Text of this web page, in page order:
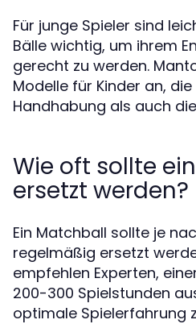
Für junge Spieler sind
Bälle wichtig, um ihrem
gerecht zu werden.
Modelle für Kinder an,
Handhabung als auch
Wie oft sollte
ersetzt werden?
Ein Matchball sollte je
regelmäßig ersetzt
empfehlen Experten,
200-300 Spielstunden
optimale Spielerfahrung